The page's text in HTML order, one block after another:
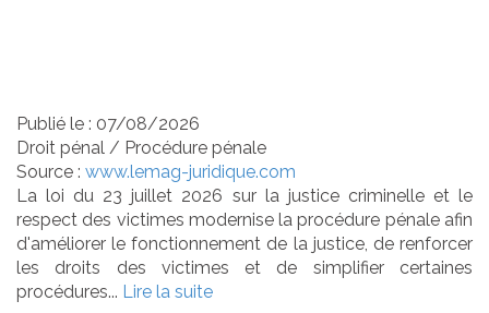
Publié le : 07/08/2026
Droit pénal / Procédure pénale
Source : www.lemag-juridique.com
La loi du 23 juillet 2026 sur la justice criminelle et le
respect des victimes modernise la procédure pénale afin
d'améliorer le fonctionnement de la justice, de renforcer
les droits des victimes et de simplifier certaines
procédures... Lire la suite